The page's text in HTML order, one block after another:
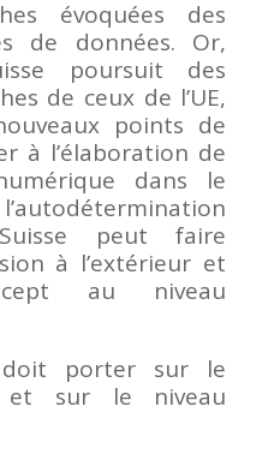
évoquées des
de données. Or,
poursuit des
de ceux de l’UE,
points de
à l’élaboration de
dans le
peut faire
à l’extérieur et
au niveau
doit porter sur le
et sur le niveau